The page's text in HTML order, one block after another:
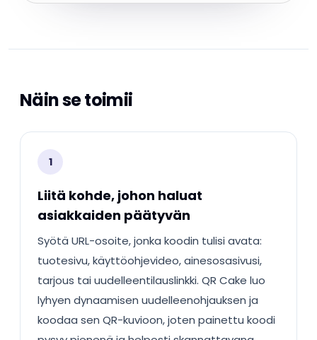
Näin se toimii
1
Liitä kohde, johon haluat
asiakkaiden päätyvän
Syötä URL-osoite, jonka koodin tulisi avata:
tuotesivu, käyttöohjevideo, ainesosasivusi,
tarjous tai uudelleentilauslinkki. QR Cake luo
lyhyen dynaamisen uudelleenohjauksen ja
koodaa sen QR-kuvioon, joten painettu koodi